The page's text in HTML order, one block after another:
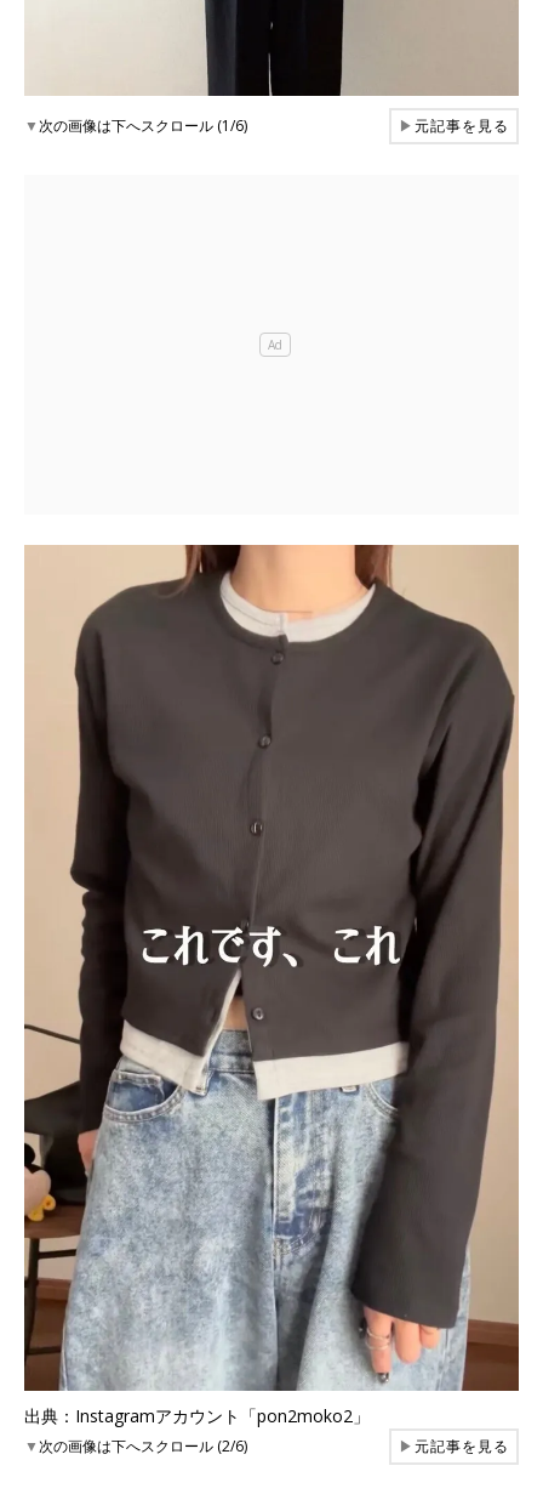
▼次の画像は下へスクロール (1/6) ▶元記事を見る
出典：Instagramアカウント「pon2moko2」
▼次の画像は下へスクロール (2/6) ▶元記事を見る